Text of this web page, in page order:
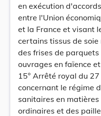
en exécution
entre l'Union
et la France et visant
certains tissus de
des frises de
ouvrages en faïence
15° Arrêté royal du
concernant le régime
sanitaires en
ordinaires et des